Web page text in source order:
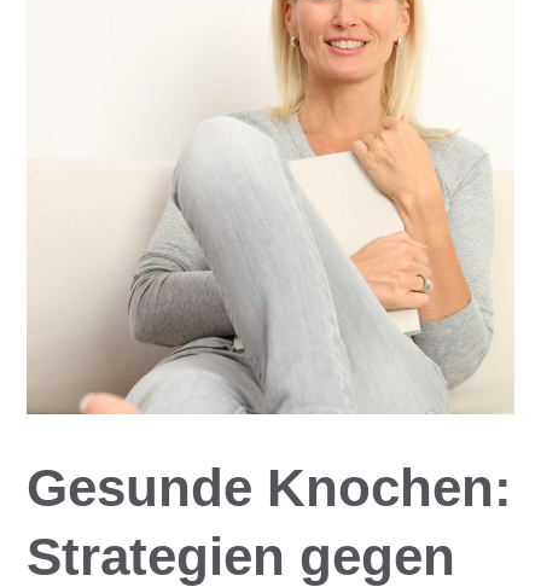
Gesunde Knochen:
Strategien gegen